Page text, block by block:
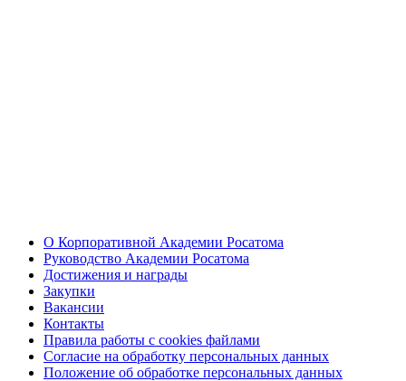
О Корпоративной Академии Росатома
Руководство Академии Росатома
Достижения и награды
Закупки
Вакансии
Контакты
Правила работы с cookies файлами
Согласие на обработку персональных данных
Положение об обработке персональных данных